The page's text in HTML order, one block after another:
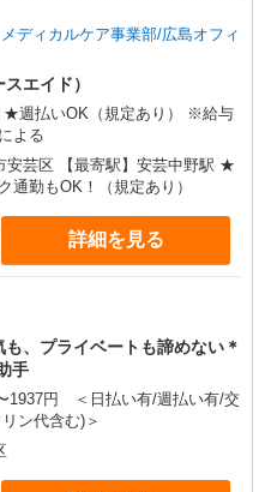
ディカルケア事業部/広島オフィ
エイド）
払いOK（規定あり） ※給与
よる
安芸区 【最寄駅】安芸中野駅 ★
通勤もOK！（規定あり）
詳細を見る
も、プライベートも諦めない＊
手
1937円 ＜日払い有/週払い有/交
ン代含む)＞